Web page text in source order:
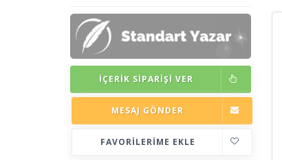
İÇERIK SIPARIŞI VER
MESAJ GÖNDER
FAVORILERIME EKLE